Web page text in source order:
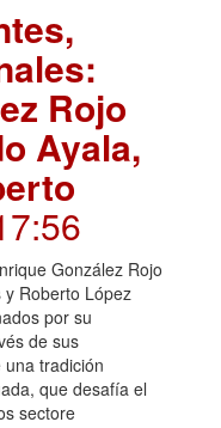
Rojo
Ayala,
González Rojo
y Roberto López
por su
de sus
tradición
que desafía el
sectore